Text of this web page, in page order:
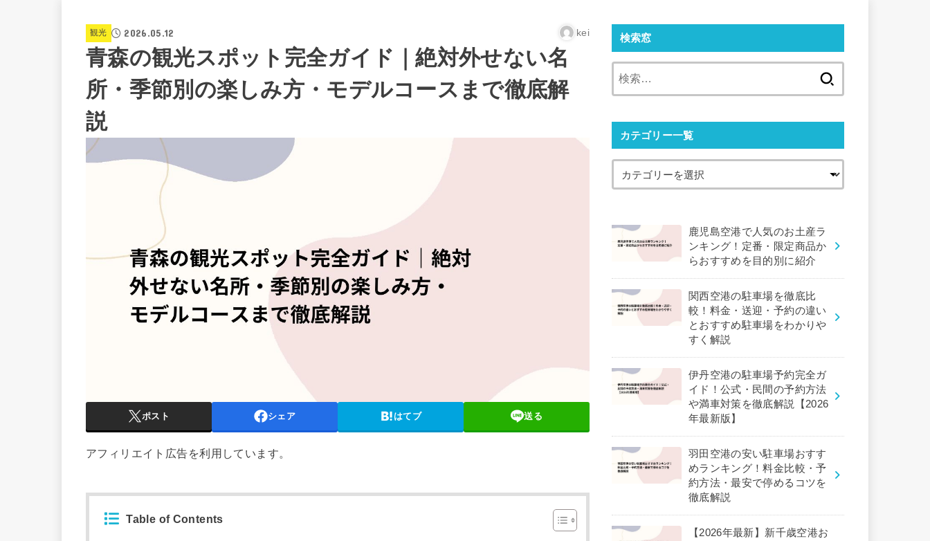
観光 2026.05.12 kei
青森の観光スポット完全ガイド｜絶対外せない名
所・季節別の楽しみ方・モデルコースまで徹底解
説
ポスト シェア はてブ 送る
アフィリエイト広告を利用しています。
Table of Contents
検索窓
カテゴリー一覧
鹿児島空港で人気のお土産ラ
ンキング！定番・限定商品か
らおすすめを目的別に紹介
関西空港の駐車場を徹底比
較！料金・送迎・予約の違い
とおすすめ駐車場をわかりや
すく解説
伊丹空港の駐車場予約完全ガ
イド！公式・民間の予約方法
や満車対策を徹底解説【2026
年最新版】
羽田空港の安い駐車場おすす
めランキング！料金比較・予
約方法・最安で停めるコツを
徹底解説
【2026年最新】新千歳空港お